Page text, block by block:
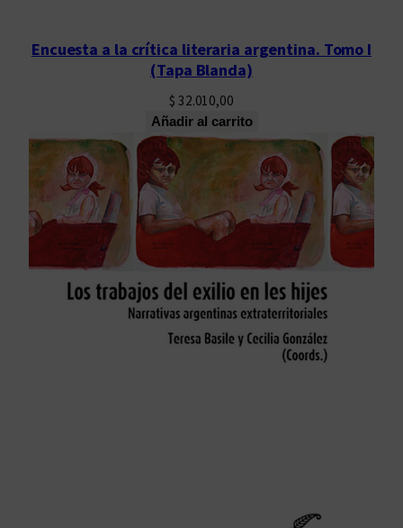
Encuesta a la crítica literaria argentina. Tomo I
(Tapa Blanda)
$ 32.010,00
Añadir al carrito